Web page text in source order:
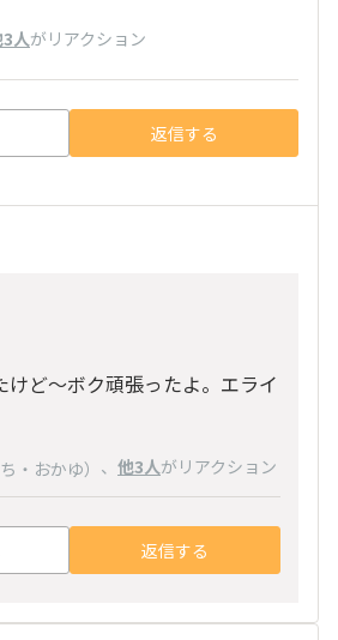
人がリアクション
返信する
けど〜ボク頑張ったよ。エライ
・おかゆ） 、 他3人がリアクション
返信する